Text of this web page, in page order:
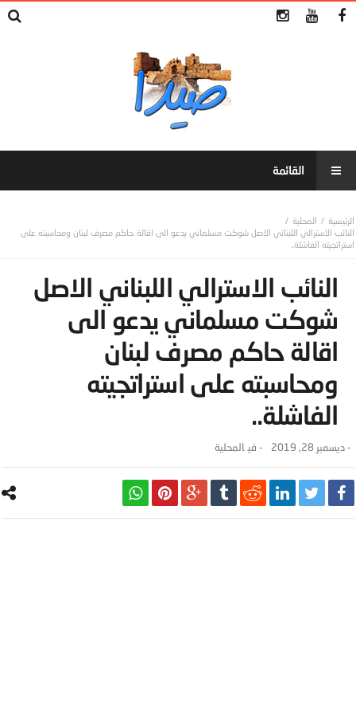
المحلية
النائب الاسترالي اللبناني الاصل شوكت مسلماني يدعو الى اقالة حاكم مصرف لبنان ومحاسبته على
استراتجيته الفاشلة..
النائب الاسترالي اللبناني الاصل
شوكت مسلماني يدعو الى
اقالة حاكم مصرف لبنان
ومحاسبته على استراتجيته
الفاشلة..
-ديسمبر 28, 2019 - ‎في المحلية